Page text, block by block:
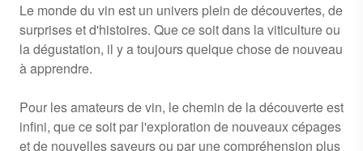
Le monde du vin est un univers plein de découvertes, de
surprises et d'histoires. Que ce soit dans la viticulture ou
la dégustation, il y a toujours quelque chose de nouveau
à apprendre.
Pour les amateurs de vin, le chemin de la découverte est
infini, que ce soit par l'exploration de nouveaux cépages
et de nouvelles saveurs ou par une compréhension plus